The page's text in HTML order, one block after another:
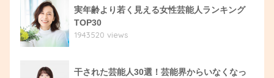
実年齢より若く見える女性芸能人ランキング
TOP30
1943520 views
干された芸能人30選！芸能界からいなくなっ